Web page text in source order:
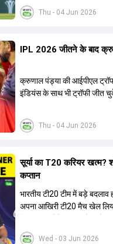
Thu - 04 Jun 2026
Thu - 04 Jun 2026
IPL 2026 जीतने के बाद
क्रुणाल पंड्या की आईपीएल
इंडियंस के साथ भी ट्रॉफी जीत
Wed - 03 Jun 2026
सूर्या का T20 करियर
कप्तान
भारतीय टी20 टीम में बड़े बदलाव
अपना आखिरी टी20 मैच खेल
की तलाश जारी है। इस रेस में